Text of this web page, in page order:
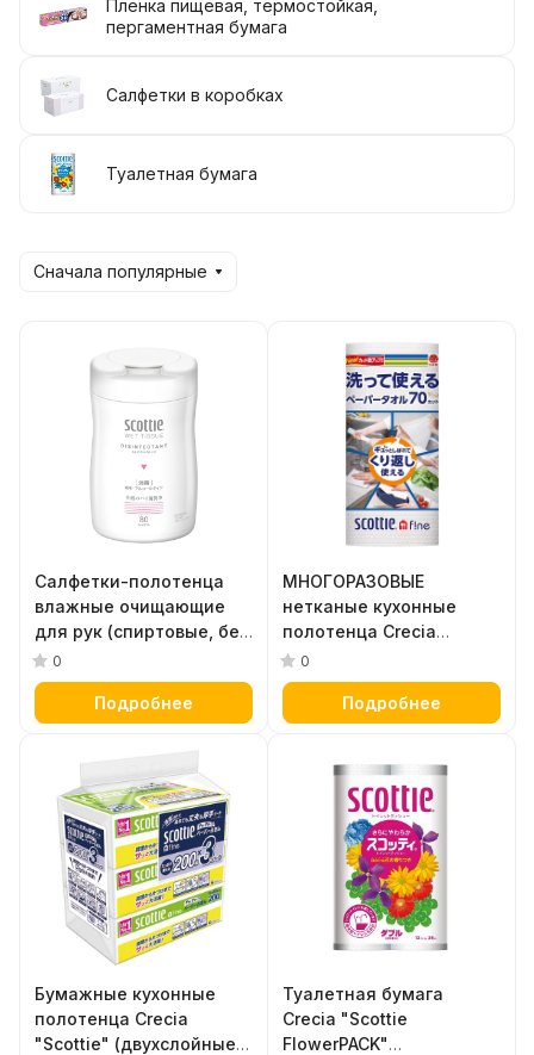
Пленка пищевая, термостойкая,
пергаментная бумага
Салфетки в коробках
Туалетная бумага
Сначала популярные
Салфетки-полотенца
влажные очищающие
для рук (спиртовые, без
запаха) "Scottie Wet
Tissue" 70 листов,
размер 140 х 200 мм,
0
Подробнее
МНОГОРАЗОВЫЕ
нетканые кухонные
полотенца Crecia
"Scottie f!ne" 70 листов
в рулоне, белые
0
Подробнее
Бумажные кухонные
полотенца Crecia
"Scottie" (двухслойные
Туалетная бумага
Crecia "Scottie
FlowerPACK"